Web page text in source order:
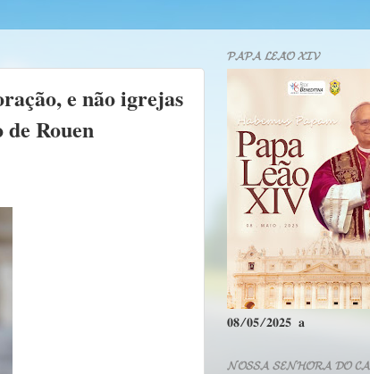
e não igrejas
Rouen
𝓟𝓐𝓟𝓐 𝓛𝓔𝓐̃𝓞 𝓧𝓘𝓥
𝟎𝟖/𝟎𝟓/𝟐𝟎𝟐𝟓 𝐚
𝓝𝓞𝓢𝓢𝓐 𝓢𝓔𝓝𝓗𝓞𝓡𝓐 𝓓𝓞